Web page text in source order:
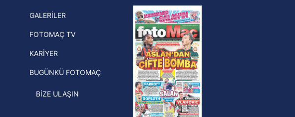
Metnimizi okumak ve sitemizde ilgili
dış
3. Ön
şampiyonluk yüzüğü verilecek
Hernan Crespo, Meksika Ligi
ekiplerinden Atlas'ın yeni teknik
direktörü oldu
GALERİLER
FOTOMAÇ TV
KARİYER
BUGÜNKÜ FOTOMAÇ
BİZE ULAŞIN